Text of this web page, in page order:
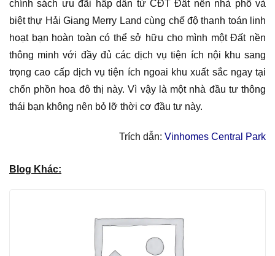
chính sách ưu đãi hấp dẫn từ CĐT Đất nền nhà phố và
biệt thự Hải Giang Merry Land cùng chế độ thanh toán linh
hoạt bạn hoàn toàn có thể sở hữu cho mình một Đất nền
thông minh với đầy đủ các dịch vụ tiện ích nội khu sang
trọng cao cấp dịch vụ tiện ích ngoai khu xuất sắc ngay tại
chốn phồn hoa đô thị này. Vì vậy là một nhà đầu tư thông
thái bạn không nên bỏ lỡ thời cơ đầu tư này.
Trích dẫn: Vinhomes Central Park
Blog Khác: